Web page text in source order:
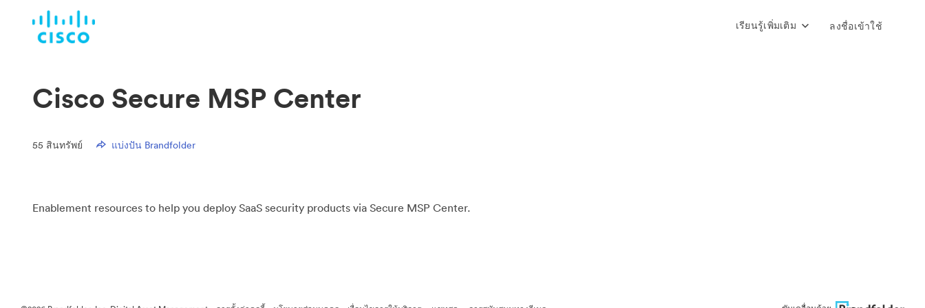
เรียนรู้เพิ่มเติม ลงชื่อเข้าใช้
Cisco Secure MSP Center
55 สินทรัพย์ แบ่งปัน Brandfolder
Enablement resources to help you deploy SaaS security products via Secure MSP Center.